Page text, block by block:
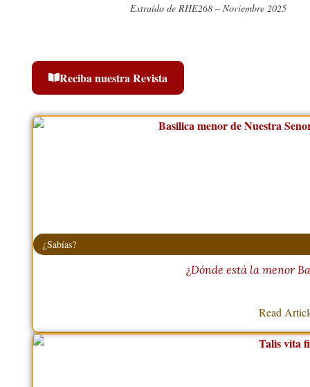
Extraído de RHE268 – Noviembre 2025
Reciba nuestra Revista
¿Sabías?
¿Dónde está la menor
Read